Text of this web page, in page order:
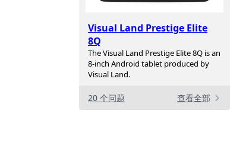
Visual Land Prestige Elite
8Q
The Visual Land Prestige Elite 8Q is an
8-inch Android tablet produced by
Visual Land.
20 个问题 查看全部